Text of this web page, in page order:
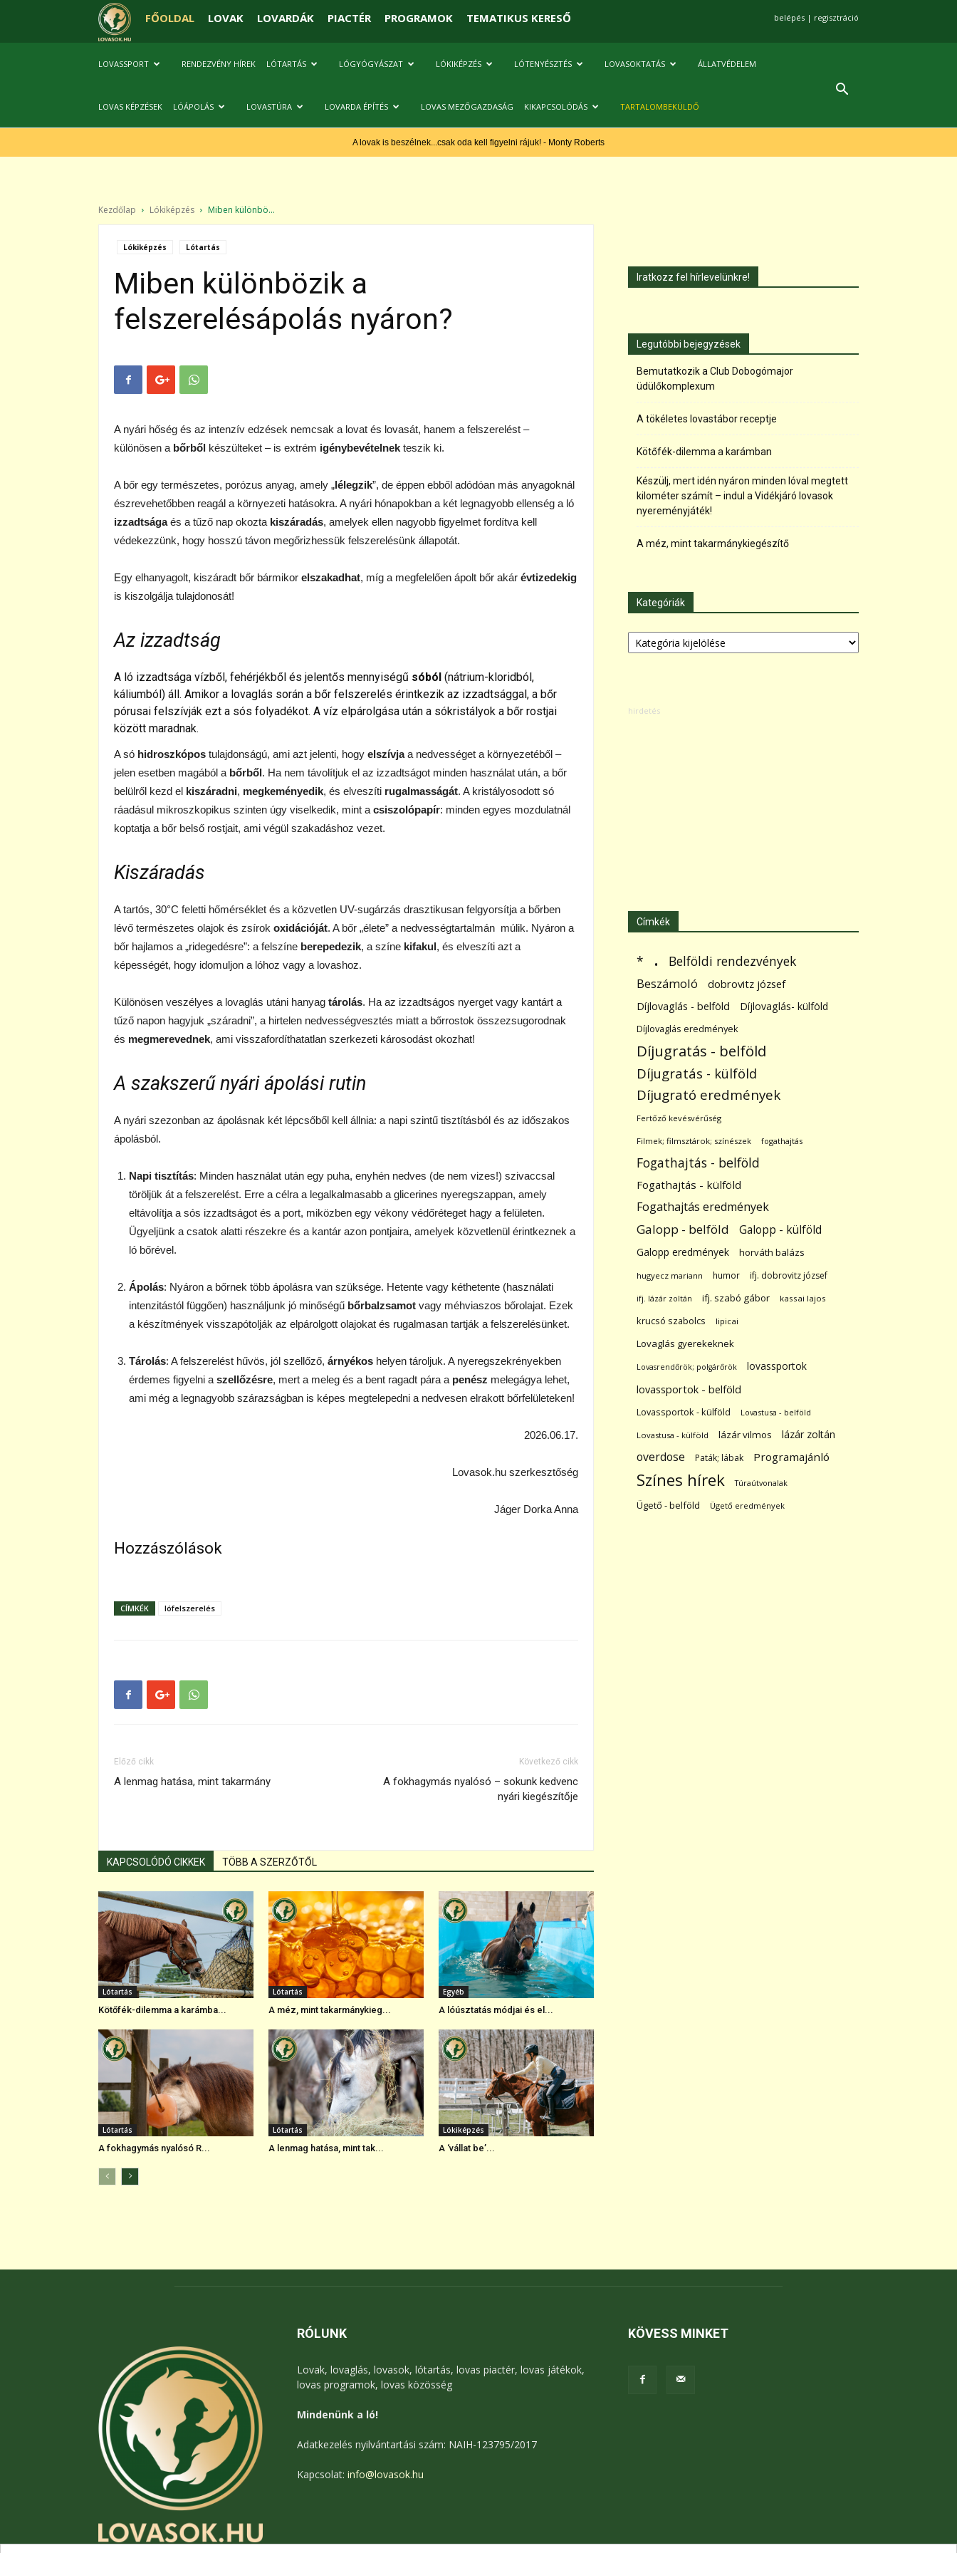
FŐOLDAL LOVAK LOVARDÁK PIACTÉR PROGRAMOK TEMATIKUS KERESŐ belépés | regisztráció
LOVASSPORT RENDEZVÉNY HÍREK LÓTARTÁS LÓGYÓGYÁSZAT LÓKIKÉPZÉS LÓTENYÉSZTÉS LOVASOKTATÁS ÁLLATVÉDELEM
LOVAS KÉPZÉSEK LÓÁPOLÁS LOVASTÚRA LOVARDA ÉPÍTÉS LOVAS MEZŐGAZDASÁG KIKAPCSOLÓDÁS TARTALOMBEKÜLDŐ
A lovak is beszélnek...csak oda kell figyelni rájuk! - Monty Roberts
Kezdőlap Lókiképzés Miben különbö...
Lókiképzés Lótartás
Miben különbözik a
felszerelésápolás nyáron?
A nyári hőség és az intenzív edzések nemcsak a lovat és lovasát, hanem a felszerelést –
különösen a bőrből készülteket – is extrém igénybevételnek teszik ki.
A bőr egy természetes, porózus anyag, amely „lélegzik”, de éppen ebből adódóan más anyagoknál
észrevehetőbben reagál a környezeti hatásokra. A nyári hónapokban a két legnagyobb ellenség a ló
izzadtságaés a tűző nap okozta kiszáradás, amelyek ellen nagyobb figyelmet fordítva kell
védekezzünk, hogy hosszú távon megőrizhessük felszerelésünk állapotát.
Egy elhanyagolt, kiszáradt bőr bármikor elszakadhat, míg a megfelelően ápolt bőr akár évtizedekig
is kiszolgálja tulajdonosát!
Az izzadtság
A ló izzadtsága vízből, fehérjékből és jelentős mennyiségű sóból (nátrium-kloridból,
káliumból) áll. Amikor a lovaglás során a bőr felszerelés érintkezik az izzadtsággal, a bőr
pórusai felszívják ezt a sós folyadékot. A víz elpárolgása után a sókristályok a bőr rostjai
között maradnak.
A só hidroszkópos tulajdonságú, ami azt jelenti, hogy elszívjaa nedvességet a környezetéből –
jelen esetben magából a bőrből. Ha nem távolítjuk el az izzadtságot minden használat után, a bőr
belülről kezd el kiszáradni, megkeményedik, és elveszíti rugalmasságát. A kristályosodott só
ráadásul mikroszkopikus szinten úgy viselkedik, mint a csiszolópapír: minden egyes mozdulatnál
koptatja a bőr belső rostjait, ami végül szakadáshoz vezet.
Kiszáradás
A tartós, 30°C feletti hőmérséklet és a közvetlen UV-sugárzás drasztikusan felgyorsítja a bőrben
lévő természetes olajok és zsírok oxidációját. A bőr „élete” a nedvességtartalmán múlik. Nyáron a
bőr hajlamos a „ridegedésre”: a felszíne berepedezik, a színe kifakul, és elveszíti azt a
képességét, hogy idomuljon a lóhoz vagy a lovashoz.
Különösen veszélyes a lovaglás utáni hanyag tárolás. Ha az izzadtságos nyerget vagy kantárt a
tűző napon hagyjuk „száradni”, a hirtelen nedvességvesztés miatt a bőrrostok összezsugorodnak
és megmerevednek, ami visszafordíthatatlan szerkezeti károsodást okozhat!
A szakszerű nyári ápolási rutin
A nyári szezonban az ápolásnak két lépcsőből kell állnia: a napi szintű tisztításból és az időszakos
ápolásból.
Napi tisztítás: Minden használat után egy puha, enyhén nedves (de nem vizes!) szivaccsal
töröljük át a felszerelést. Erre a célra a legalkalmasabb a glicerines nyeregszappan, amely
eltávolítja a sós izzadtságot és a port, miközben egy vékony védőréteget hagy a felületen.
Ügyeljünk a csatok alatti részekre és a kantár azon pontjaira, amelyek közvetlenül érintkeznek a
ló bőrével.
Ápolás: Nyáron a bőrnek több ápolásra van szüksége. Hetente vagy kéthetente (használati
intenzitástól függően) használjunk jó minőségű bőrbalzsamot vagy méhviaszos bőrolajat. Ezek
a készítmények visszapótolják az elpárolgott olajokat és rugalmasan tartják a felszerelésünket.
Tárolás: A felszerelést hűvös, jól szellőző, árnyékos helyen tároljuk. A nyeregszekrényekben
érdemes figyelni a szellőzésre, mert a meleg és a bent ragadt pára a penész melegágya lehet,
ami még a legnagyobb szárazságban is képes megtelepedni a nedvesen elrakott bőrfelületeken!
2026.06.17.
Lovasok.hu szerkesztőség
Jáger Dorka Anna
Hozzászólások
CÍMKÉK lófelszerelés
Előző cikk
A lenmag hatása, mint takarmány
Következő cikk
A fokhagymás nyalósó – sokunk kedvenc
nyári kiegészítője
KAPCSOLÓDÓ CIKKEK TÖBB A SZERZŐTŐL
Lótartás
Kötőfék-dilemma a karámba...
Lótartás
A méz, mint takarmánykieg...
Egyéb
A lóúsztatás módjai és el...
Lótartás
A fokhagymás nyalósó R...
Lótartás
A lenmag hatása, mint tak...
Lókiképzés
A ‘vállat be’...
Iratkozz fel hírlevelünkre!
Legutóbbi bejegyzések
Bemutatkozik a Club Dobogómajor
üdülőkomplexum
A tökéletes lovastábor receptje
Kötőfék-dilemma a karámban
Készülj, mert idén nyáron minden lóval megtett
kilométer számít – indul a Vidékjáró lovasok
nyereményjáték!
A méz, mint takarmánykiegészítő
Kategóriák
Kategóriák
Címkék
* . Belföldi rendezvények
Beszámoló dobrovitz józsef
Díjlovaglás - belföld Díjlovaglás- külföld
Díjlovaglás eredmények
Díjugratás - belföld
Díjugratás - külföld
Díjugrató eredmények
Fertőző kevésvérűség
Filmek; filmsztárok; színészek fogathajtás
Fogathajtás - belföld
Fogathajtás - külföld
Fogathajtás eredmények
Galopp - belföld Galopp - külföld
Galopp eredmények horváth balázs
hugyecz mariann humor ifj. dobrovitz józsef
ifj. lázár zoltán ifj. szabó gábor kassai lajos
krucsó szabolcs lipicai
Lovaglás gyerekeknek
Lovasrendőrök; polgárőrök
lovassportok
lovassportok - belföld
Lovassportok - külföld Lovastusa - belföld
Lovastusa - külföld lázár vilmos lázár zoltán
overdose Paták; lábak Programajánló
Színes hírek Túraútvonalak
Ügető - belföld Ügető eredmények
RÓLUNK
Lovak, lovaglás, lovasok, lótartás, lovas piactér, lovas játékok,
lovas programok, lovas közösség
Mindenünk a ló!
Adatkezelés nyilvántartási szám: NAIH-123795/2017
Kapcsolat: info@lovasok.hu
KÖVESS MINKET